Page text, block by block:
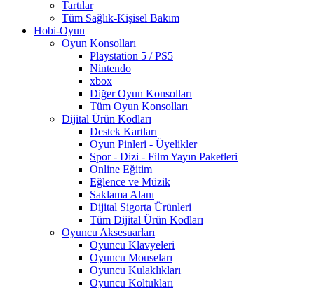
Tartılar
Tüm Sağlık-Kişisel Bakım
Hobi-Oyun
Oyun Konsolları
Playstation 5 / PS5
Nintendo
xbox
Diğer Oyun Konsolları
Tüm Oyun Konsolları
Dijital Ürün Kodları
Destek Kartları
Oyun Pinleri - Üyelikler
Spor - Dizi - Film Yayın Paketleri
Online Eğitim
Eğlence ve Müzik
Saklama Alanı
Dijital Sigorta Ürünleri
Tüm Dijital Ürün Kodları
Oyuncu Aksesuarları
Oyuncu Klavyeleri
Oyuncu Mouseları
Oyuncu Kulaklıkları
Oyuncu Koltukları